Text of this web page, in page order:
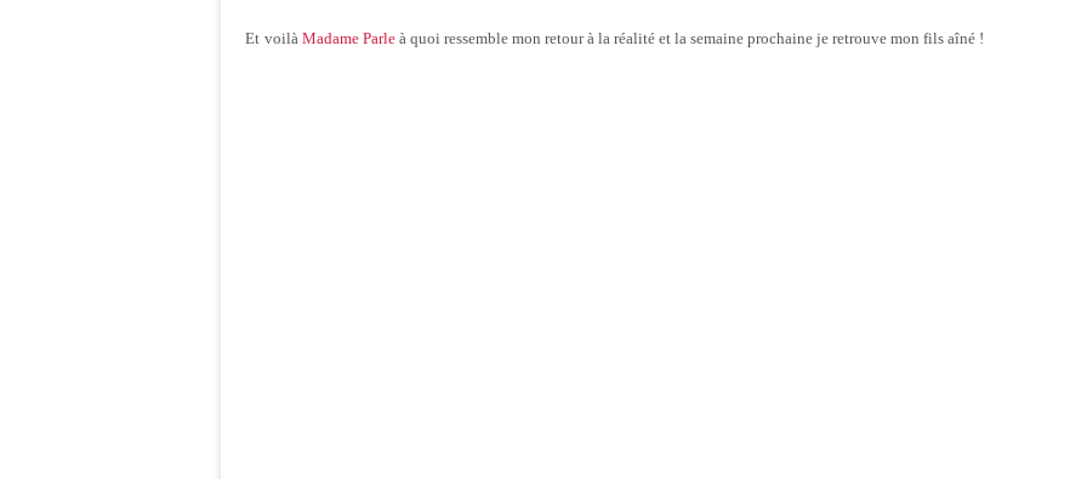
Et voilà Madame Parle à quoi ressemble mon retour à la réalité et la semaine prochaine je retrouve mon fils aîné !